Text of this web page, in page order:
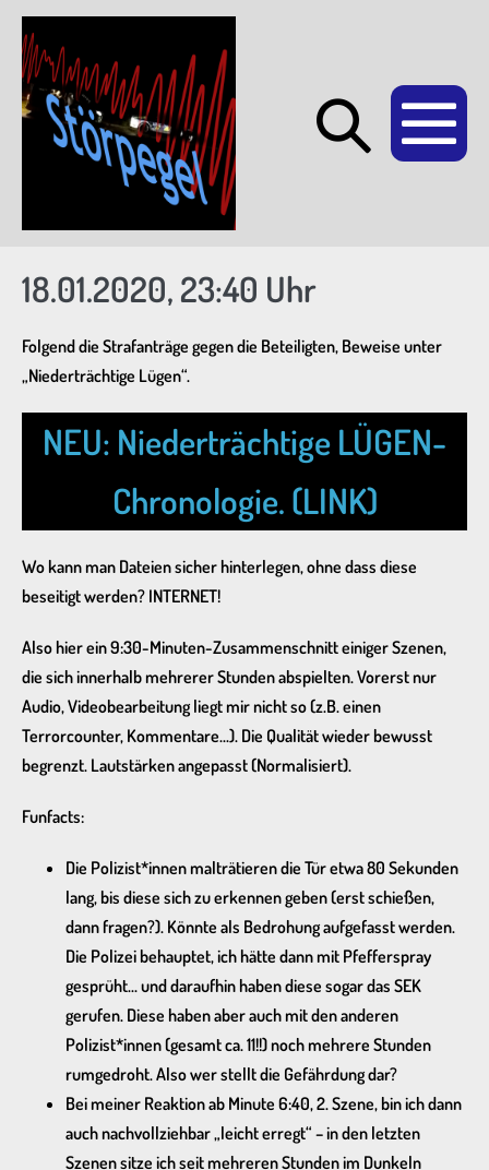
Zum
Inhalt
springen
Suche-
18.01.2020, 23:40 Uhr
Folgend die Strafanträge gegen die Beteiligten, Beweise unter
„Niederträchtige Lügen“.
NEU: Niederträchtige LÜGEN-
Chronologie. (LINK)
Wo kann man Dateien sicher hinterlegen, ohne dass diese
beseitigt werden? INTERNET!
Also hier ein 9:30-Minuten-Zusammenschnitt einiger Szenen,
die sich innerhalb mehrerer Stunden abspielten. Vorerst nur
Audio, Videobearbeitung liegt mir nicht so (z.B. einen
Terrorcounter, Kommentare…). Die Qualität wieder bewusst
begrenzt. Lautstärken angepasst (Normalisiert).
Funfacts:
Die Polizist*innen malträtieren die Tür etwa 80 Sekunden
lang, bis diese sich zu erkennen geben (erst schießen,
dann fragen?). Könnte als Bedrohung aufgefasst werden.
Die Polizei behauptet, ich hätte dann mit Pfefferspray
gesprüht… und daraufhin haben diese sogar das SEK
gerufen. Diese haben aber auch mit den anderen
Polizist*innen (gesamt ca. 11!!) noch mehrere Stunden
rumgedroht. Also wer stellt die Gefährdung dar?
Bei meiner Reaktion ab Minute 6:40, 2. Szene, bin ich dann
auch nachvollziehbar „leicht erregt“ – in den letzten
Szenen sitze ich seit mehreren Stunden im Dunkeln